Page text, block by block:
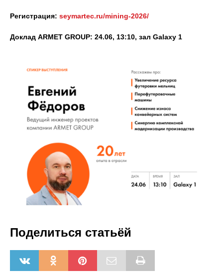
Регистрация: seymartec.ru/mining-2026/
Доклад ARMET GROUP: 24.06, 13:10, зал Galaxy 1
Поделиться статьёй